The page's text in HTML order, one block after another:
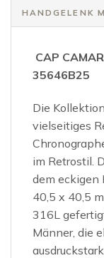
HANDGELENK
CAP
35646B25
Die
vielseitiges
im Retrostil.
dem eckigen
40,5 x 40,5
316L
Männer, die